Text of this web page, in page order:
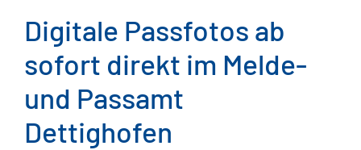
Digitale Passfotos ab
sofort direkt im Melde-
und Passamt
Dettighofen